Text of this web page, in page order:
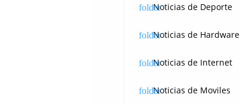
Noticias de Deporte
Noticias de Hardware
Noticias de Internet
Noticias de Moviles